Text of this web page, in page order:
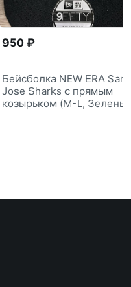
950 ₽
Бейсболка NEW ERA San
Jose Sharks с прямым
козырьком (M-L,